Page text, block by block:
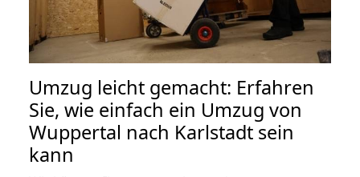
Umzug leicht gemacht: Erfahren
Sie, wie einfach ein Umzug von
Wuppertal nach Karlstadt sein
kann